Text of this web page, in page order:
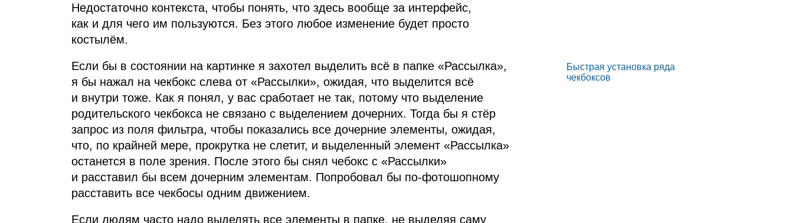
Недостаточно контекста, чтобы понять, что здесь вообще за интерфейс,
как и для чего им пользуются. Без этого любое изменение будет просто
костылём.
Быстрая установка ряда
чекбоксов
Если бы в состоянии на картинке я захотел выделить всё в папке «Рассылка»,
я бы нажал на чекбокс слева от «Рассылки», ожидая, что выделится всё
и внутри тоже. Как я понял, у вас сработает не так, потому что выделение
родительского чекбокса не связано с выделением дочерних. Тогда бы я стёр
запрос из поля фильтра, чтобы показались все дочерние элементы, ожидая,
что, по крайней мере, прокрутка не слетит, и выделенный элемент «Рассылка»
останется в поле зрения. После этого бы снял чебокс с «Рассылки»
и расставил бы всем дочерним элементам. Попробовал бы по‑фотошопному
расставить все чекбосы одним движением.
Если людям часто надо выделять все элементы в папке, не выделяя саму